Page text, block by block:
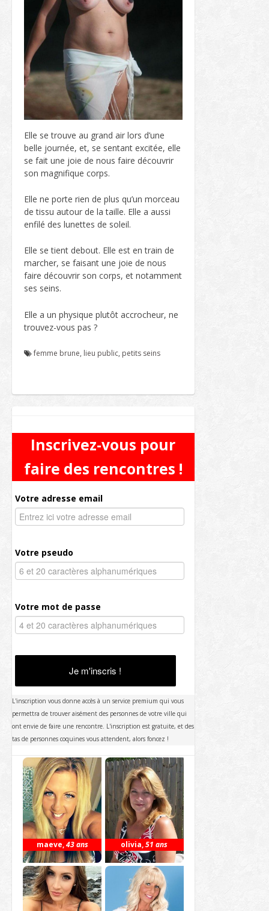
Elle se trouve au grand air lors d’une
belle journée, et, se sentant excitée, elle
se fait une joie de nous faire découvrir
son magnifique corps.
Elle ne porte rien de plus qu’un morceau
de tissu autour de la taille. Elle a aussi
enfilé des lunettes de soleil.
Elle se tient debout. Elle est en train de
marcher, se faisant une joie de nous
faire découvrir son corps, et notamment
ses seins.
Elle a un physique plutôt accrocheur, ne
trouvez-vous pas ?
femme brune, lieu public, petits seins
Inscrivez-vous pour
faire des rencontres !
Votre adresse email
Votre pseudo
Votre mot de passe
Je m'inscris !
L'inscription vous donne accès à un service premium qui vous
permettra de trouver aisément des personnes de votre ville qui
ont envie de faire une rencontre. L'inscription est gratuite, et des
tas de personnes coquines vous attendent, alors foncez !
maeve,43 ans olivia,51 ans